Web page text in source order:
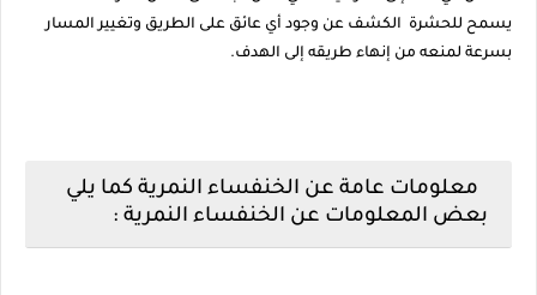
يسمح للحشرة الكشف عن وجود أي عائق على الطريق وتغيير المسار
بسرعة لمنعه من إنهاء طريقه إلى الهدف.
معلومات عامة عن الخنفساء النمرية كما يلي
بعض المعلومات عن الخنفساء النمرية :